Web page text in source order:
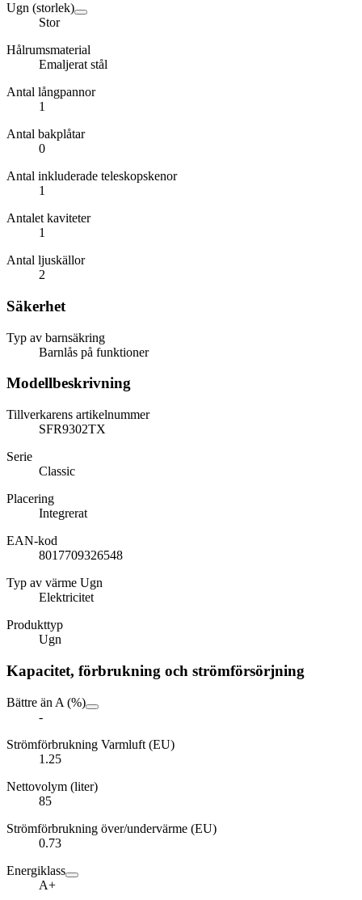
Ugn (storlek)
Stor
Hålrumsmaterial
Emaljerat stål
Antal långpannor
1
Antal bakplåtar
0
Antal inkluderade teleskopskenor
1
Antalet kaviteter
1
Antal ljuskällor
2
Säkerhet
Typ av barnsäkring
Barnlås på funktioner
Modellbeskrivning
Tillverkarens artikelnummer
SFR9302TX
Serie
Classic
Placering
Integrerat
EAN-kod
8017709326548
Typ av värme Ugn
Elektricitet
Produkttyp
Ugn
Kapacitet, förbrukning och strömförsörjning
Bättre än A (%)
-
Strömförbrukning Varmluft (EU)
1.25
Nettovolym (liter)
85
Strömförbrukning över/undervärme (EU)
0.73
Energiklass
A+